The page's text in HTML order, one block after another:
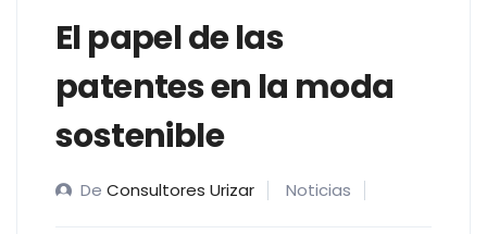
El papel de las
patentes en la moda
sostenible
De Consultores Urizar Noticias